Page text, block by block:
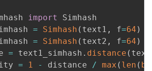
import
Simhash
= Simhash ( text1 , f=64 )
= Simhash ( text2 , f=64 )
= text1_simhash . distance (
= 1 - distance / max ( len (